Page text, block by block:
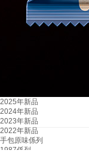
2025年新品
2024年新品
2023年新品
2022年新品
手包原味係列
1987係列